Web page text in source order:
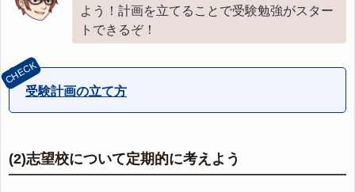
よう！計画を立てることで受験勉強がスター
トできるぞ！
受験計画の立て方
(2)志望校について定期的に考えよう